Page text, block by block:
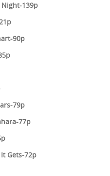
139p
90p
79p
77p
Gets-72p